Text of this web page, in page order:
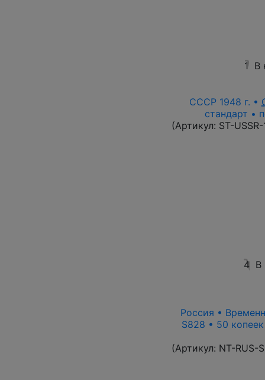
1 В
СССР 1948 г. •
стандарт •
(Артикул: ST-
4 В
Россия •
S828 • 50
(Артикул: NT-RUS-